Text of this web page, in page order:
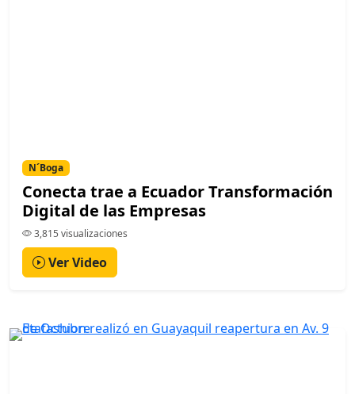
N´Boga
Conecta trae a Ecuador Transformación
Digital de las Empresas
3,815 visualizaciones
Ver Video